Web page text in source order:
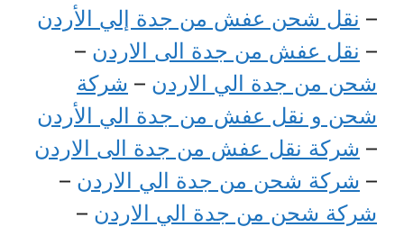
– نقل شحن عفش من جدة إلي الأردن
– نقل عفش من جدة الى الاردن –
شحن من جدة الي الاردن – شركة
شحن و نقل عفش من جدة الي الأردن
– شركة نقل عفش من جدة الى الاردن
– شركة شحن من جدة الي الاردن –
شركة شحن من جدة الي الاردن –